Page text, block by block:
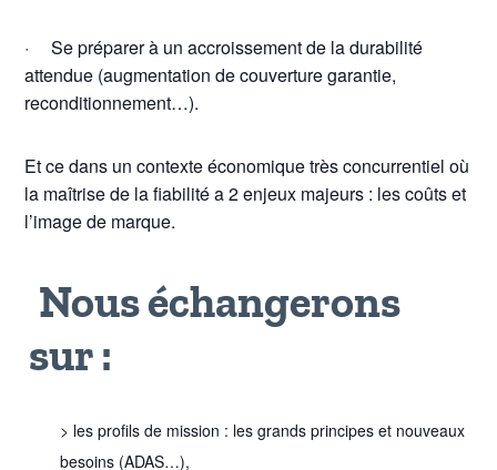
· Se préparer à un accroissement de la durabilité
attendue (augmentation de couverture garantie,
reconditionnement…).
Et ce dans un contexte économique très concurrentiel où
la maîtrise de la fiabilité a 2 enjeux majeurs : les coûts et
l’image de marque.
Nous échangerons
sur :
> les profils de mission : les grands principes et nouveaux
besoins (ADAS…),